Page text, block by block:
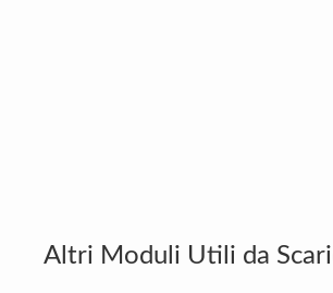
Altri Moduli Utili da